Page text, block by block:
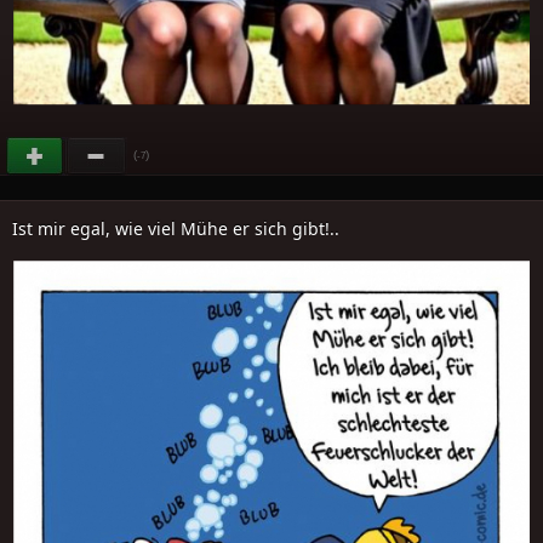
(-7)
Ist mir egal, wie viel Mühe er sich gibt!..